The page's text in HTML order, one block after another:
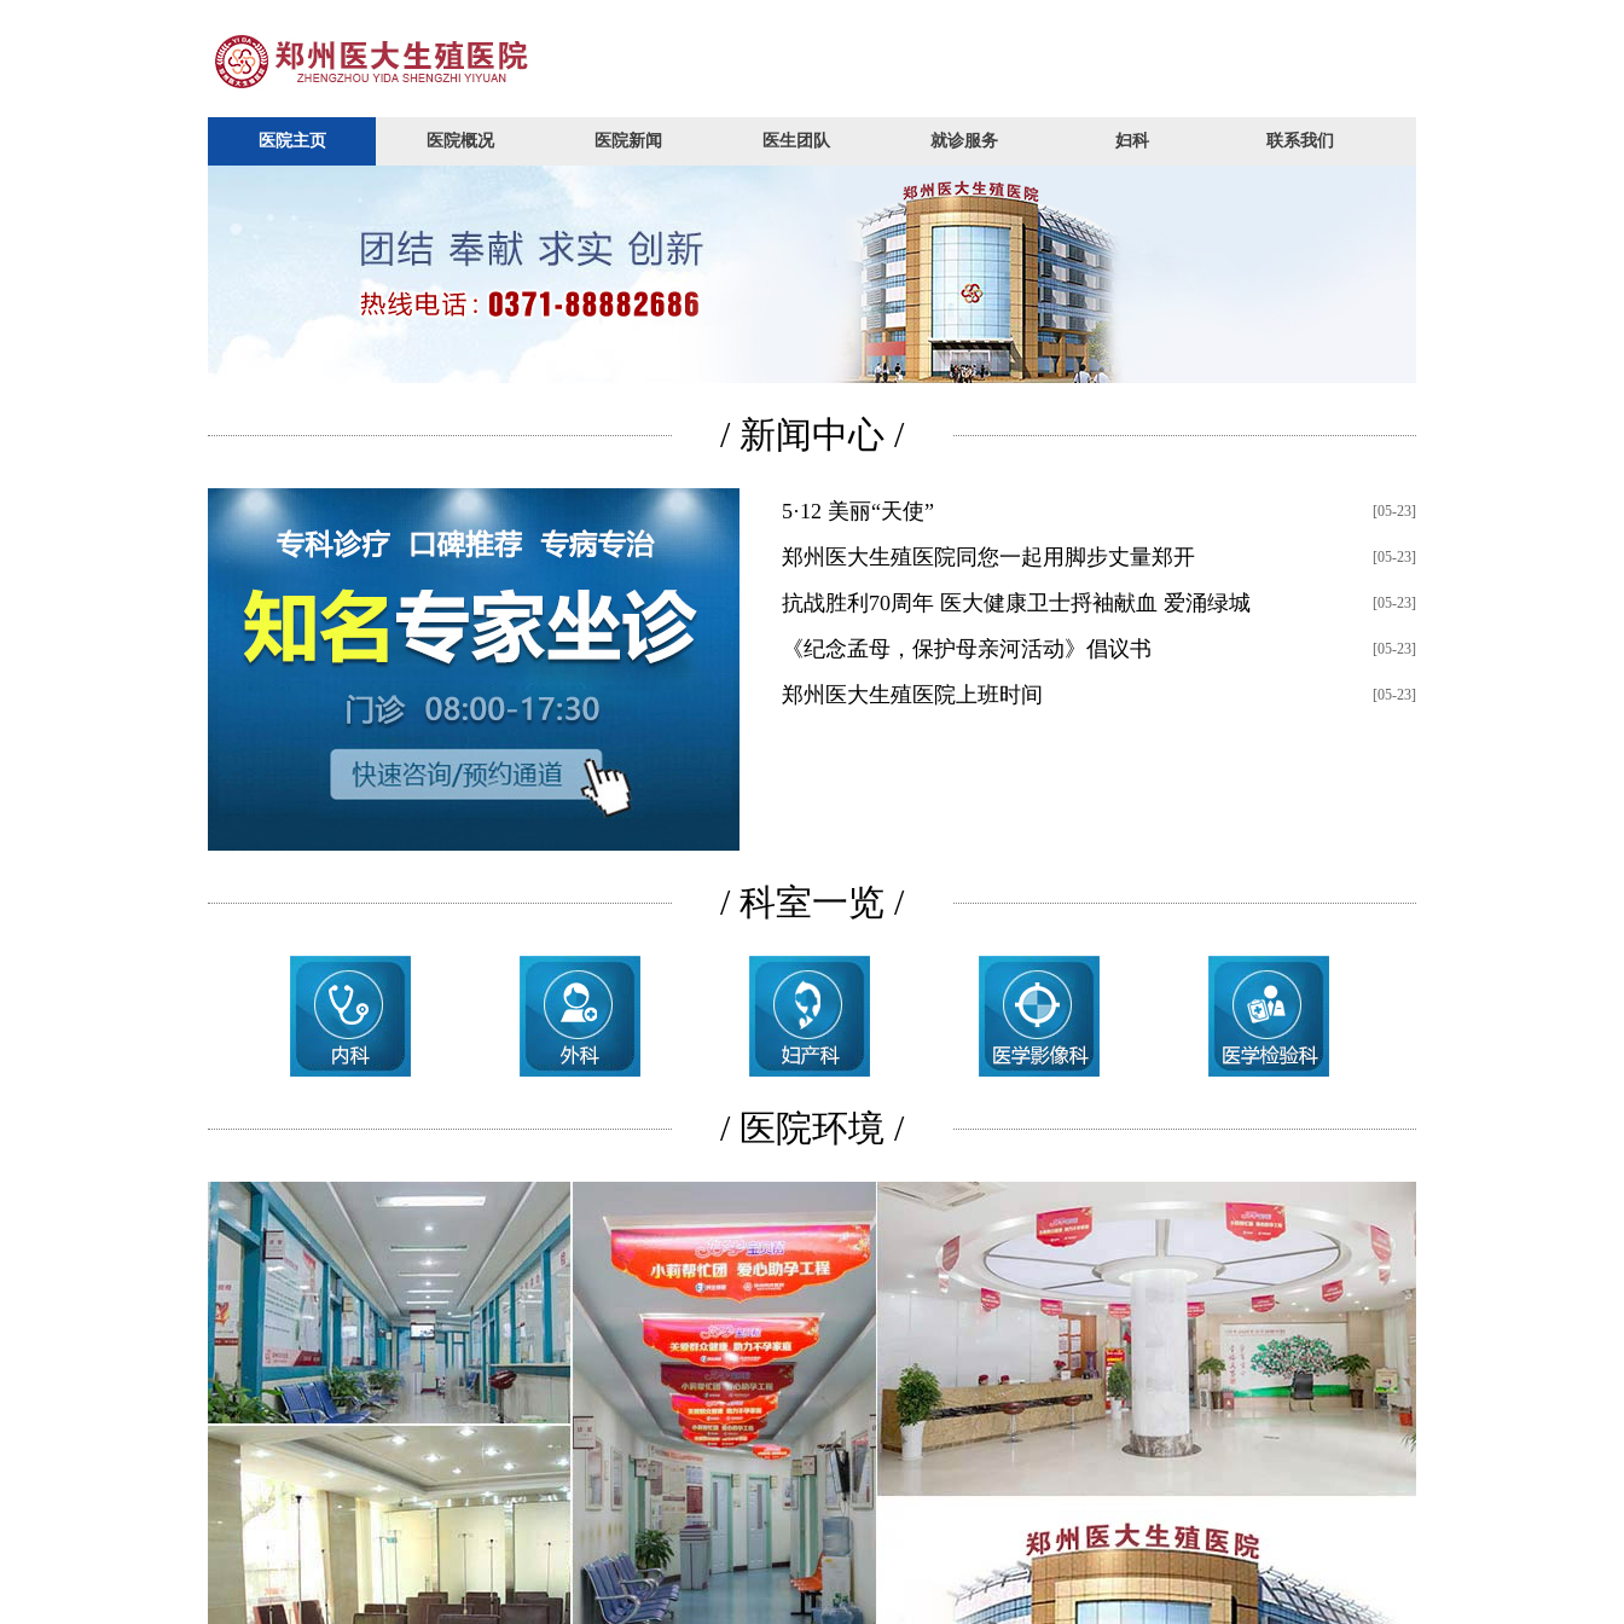
医院主页 医院概况 医院新闻 医生团队 就诊服务 妇科 联系我们
/ 新闻中心 /
[05-23]
5·12 美丽“天使”
[05-23]
郑州医大生殖医院同您一起用脚步丈量郑开
[05-23]
抗战胜利70周年 医大健康卫士捋袖献血 爱涌绿城
[05-23]
《纪念孟母，保护母亲河活动》倡议书
[05-23]
郑州医大生殖医院上班时间
/ 科室一览 /
/ 医院环境 /